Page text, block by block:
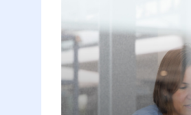
more